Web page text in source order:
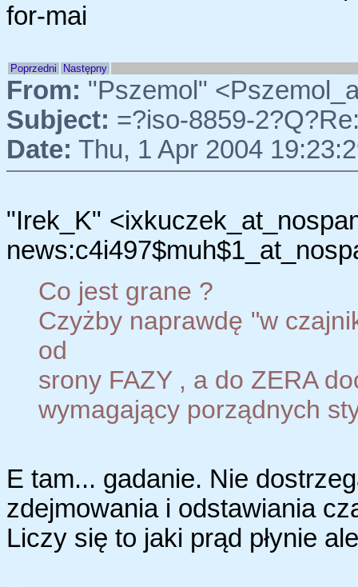
for-mai
Poprzedni Następny
From: "Pszemol"
Subject: =?iso-8859-
Date: Thu, 1 Apr 2004
"Irek_K"
Co jest grane ?
Czyżby naprawdę "w
od
srony FAZY , a do ZERA
wymagający porządnych
E tam... gadanie. Nie
zdejmowania i odstawiania
Liczy się to jaki prąd płynie